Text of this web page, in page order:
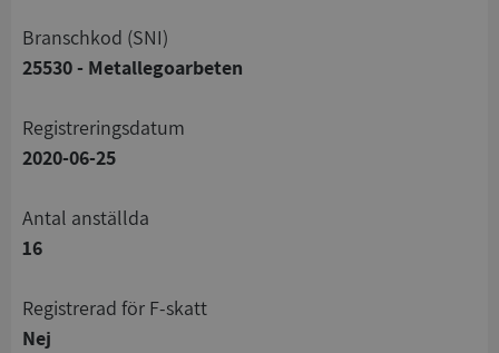
branschkod (SNI)
25530 - Metallegoarbeten
registreringsdatum
2020-06-25
Antal anställda
16
registrerad för F-skatt
Nej